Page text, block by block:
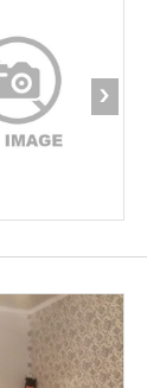
›